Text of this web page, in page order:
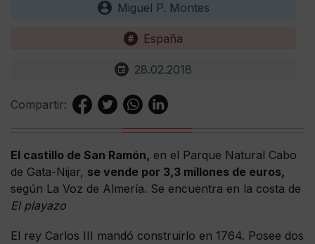
Miguel P. Montes
España
28.02.2018
Compartir:
El castillo de San Ramón, en el Parque Natural Cabo
de Gata-Nijar, se vende por 3,3 millones de euros,
según La Voz de Almería. Se encuentra en la costa de
El playazo
El rey Carlos III mandó construirlo en 1764. Posee dos